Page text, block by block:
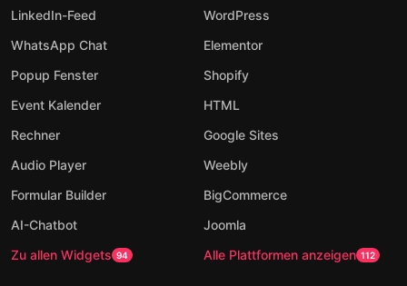
LinkedIn-Feed
WhatsApp Chat
Popup Fenster
Event Kalender
Rechner
Audio Player
Formular Builder
AI-Chatbot
Zu allen Widgets 94
WordPress
Elementor
Shopify
HTML
Google Sites
Weebly
BigCommerce
Joomla
Alle Plattformen anzeigen 112